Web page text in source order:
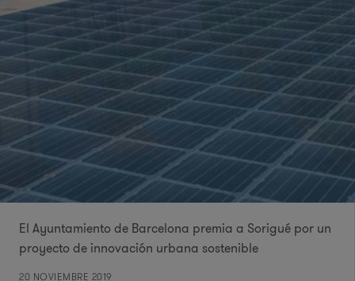
El Ayuntamiento de Barcelona premia a Sorigué por un
proyecto de innovación urbana sostenible
20 NOVIEMBRE 2019